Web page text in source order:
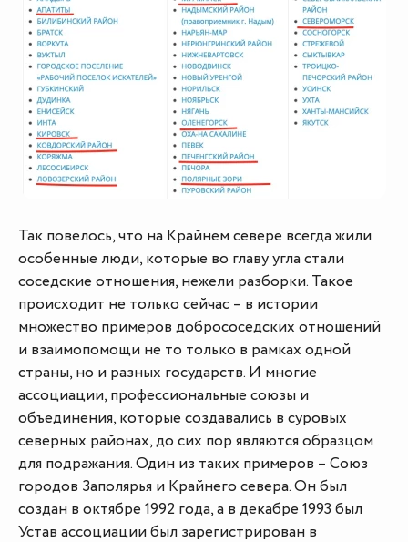
Так повелось, что на Крайнем севере всегда жили
особенные люди, которые во главу угла стали
соседские отношения, нежели разборки. Такое
происходит не только сейчас – в истории
множество примеров добрососедских отношений
и взаимопомощи не то только в рамках одной
страны, но и разных государств. И многие
ассоциации, профессиональные союзы и
объединения, которые создавались в суровых
северных районах, до сих пор являются образцом
для подражания. Один из таких примеров – Союз
городов Заполярья и Крайнего севера. Он был
создан в октябре 1992 года, а в декабре 1993 был
Устав ассоциации был зарегистрирован в